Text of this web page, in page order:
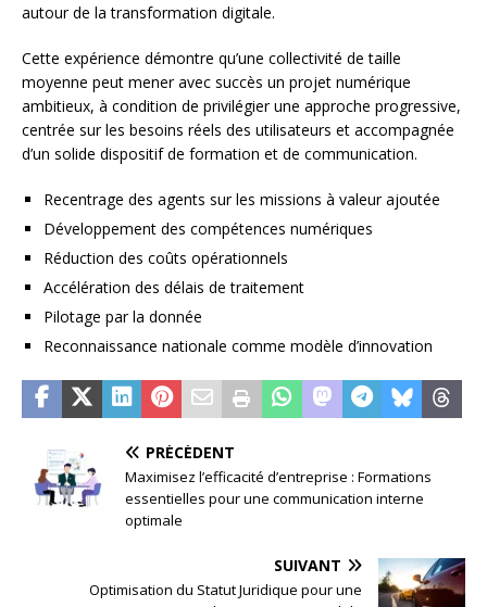
autour de la transformation digitale.
Cette expérience démontre qu’une collectivité de taille
moyenne peut mener avec succès un projet numérique
ambitieux, à condition de privilégier une approche progressive,
centrée sur les besoins réels des utilisateurs et accompagnée
d’un solide dispositif de formation et de communication.
Recentrage des agents sur les missions à valeur ajoutée
Développement des compétences numériques
Réduction des coûts opérationnels
Accélération des délais de traitement
Pilotage par la donnée
Reconnaissance nationale comme modèle d’innovation
PRÉCÉDENT
Maximisez l’efficacité d’entreprise : Formations
essentielles pour une communication interne
optimale
SUIVANT
Optimisation du Statut Juridique pour une